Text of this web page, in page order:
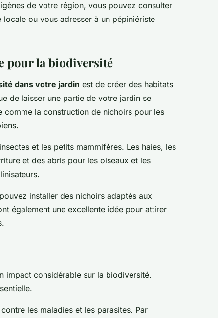
de votre région, vous pouvez consulter
ou vous adresser à un pépiniériste
pour la biodiversité
dans votre jardin est de créer des habitats
de laisser une partie de votre jardin se
la construction de nichoirs pour les
et les petits mammifères. Les haies, les
et des abris pour les oiseaux et les
installer des nichoirs adaptés aux
également une excellente idée pour attirer
impact considérable sur la biodiversité.
les maladies et les parasites. Par